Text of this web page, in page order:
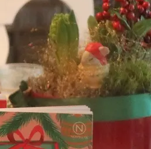
Tonår Ungdomsböcker
USA Utläst Vill läsa